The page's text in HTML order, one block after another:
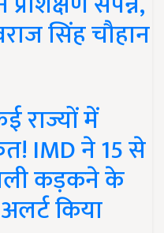
सिंह चौहान
राज्यों में
IMD ने 15 से
कड़कने के
किया